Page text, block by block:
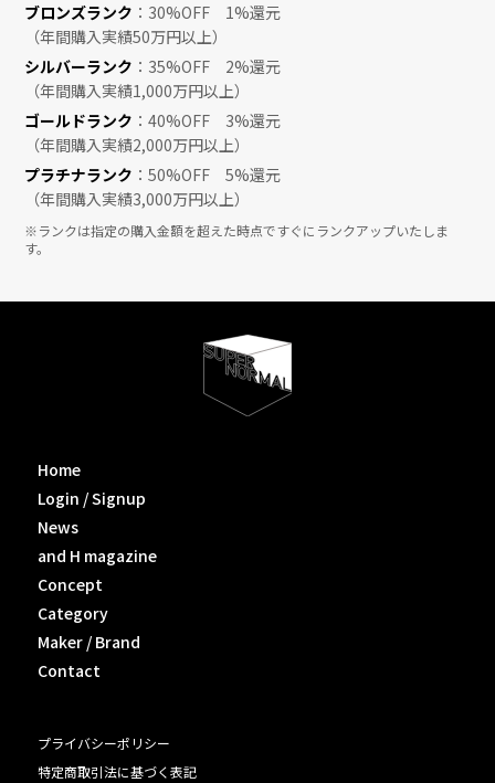
ブロンズランク ：30%OFF 1%還元
（年間購入実績50万円以上）
シルバーランク ：35%OFF 2%還元
（年間購入実績1,000万円以上）
ゴールドランク ：40%OFF 3%還元
（年間購入実績2,000万円以上）
プラチナランク ：50%OFF 5%還元
（年間購入実績3,000万円以上）
※ランクは指定の購入金額を超えた時点ですぐにランクアップいたしま
す。
Home
Login / Signup
News
and H magazine
Concept
Category
Maker / Brand
Contact
プライバシーポリシー
特定商取引法に基づく表記